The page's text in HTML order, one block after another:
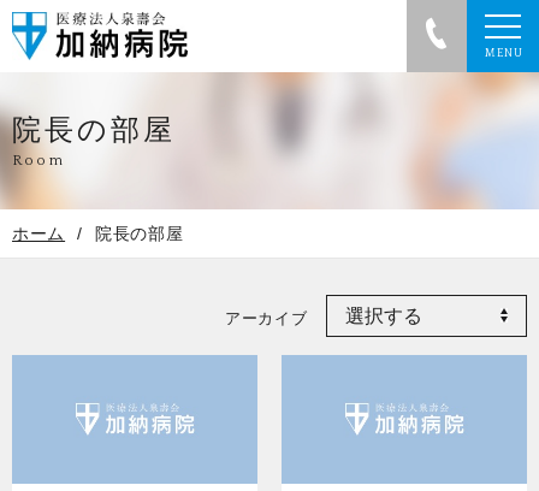
院長の部屋
Room
ホーム 院長の部屋
アーカイブ